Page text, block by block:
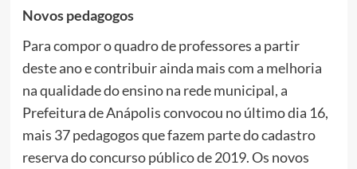
Novos pedagogos
Para compor o quadro de professores a partir
deste ano e contribuir ainda mais com a melhoria
na qualidade do ensino na rede municipal, a
Prefeitura de Anápolis convocou no último dia 16,
mais 37 pedagogos que fazem parte do cadastro
reserva do concurso público de 2019. Os novos